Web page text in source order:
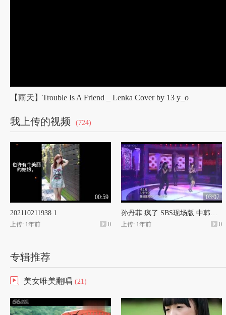
【雨天】Trouble Is A Friend _ Lenka Cover by 13 y_o
我上传的视频 (724)
00:59
202110211938 1
上传: 1年前 0
03:07
孙丹菲 疯了 SBS现场版 中韩字幕
上传: 1年前 0
专辑推荐
美女唯美翻唱 (21)